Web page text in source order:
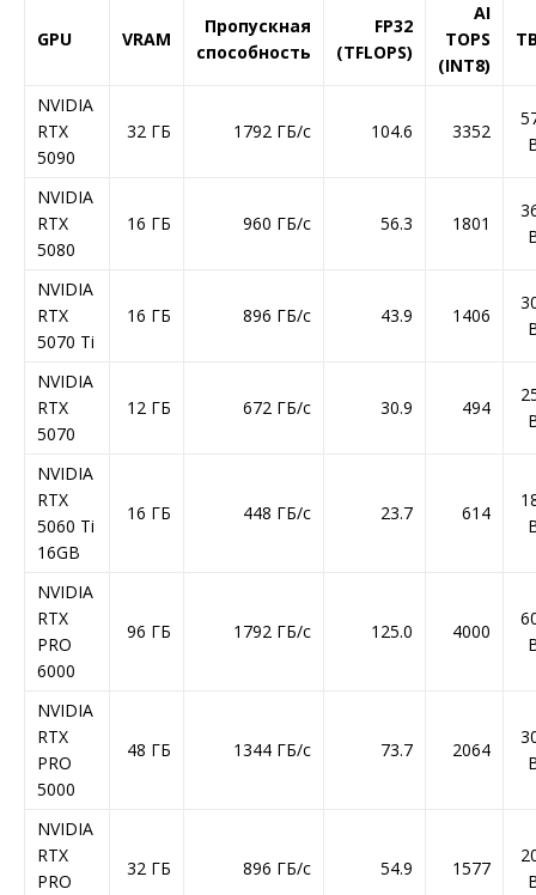
GPU VRAM
Пропускная
способность
FP32
(TFLOPS)
AI
TOPS
(INT8)
NVIDIA
RTX
5090
32 ГБ 1792 ГБ/с 104.6 3352
NVIDIA
RTX
5080
16 ГБ 960 ГБ/с 56.3 1801
NVIDIA
RTX
5070 Ti
16 ГБ 896 ГБ/с 43.9 1406
NVIDIA
RTX
5070
12 ГБ 672 ГБ/с 30.9 494
NVIDIA
RTX
5060 Ti
16GB
16 ГБ 448 ГБ/с 23.7 614
NVIDIA
RTX
PRO
6000
96 ГБ 1792 ГБ/с 125.0 4000
NVIDIA
RTX
PRO
5000
48 ГБ 1344 ГБ/с 73.7 2064
NVIDIA
RTX
PRO
32 ГБ 896 ГБ/с 54.9 1577